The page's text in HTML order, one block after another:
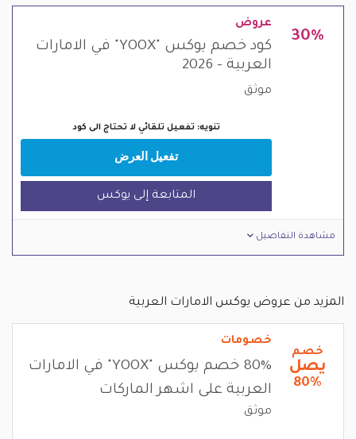
30%
عروض
كود خصم يوكس "YOOX" في الامارات
العربية - 2026
موثق
تنويه: تفعيل تلقائي لا تحتاج الى كود
تفعيل العرض
المتابعة إلى يوكس
مشاهدة التفاصيل
المزيد من عروض يوكس الامارات العربية
خصم
يصل
80%
خصومات
80% خصم يوكس "YOOX" في الامارات
العربية على اشهر الماركات
موثق